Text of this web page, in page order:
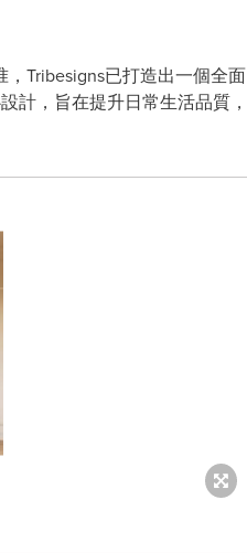
Tribesigns已打造出一個全面
計，旨在提升日常生活品質，